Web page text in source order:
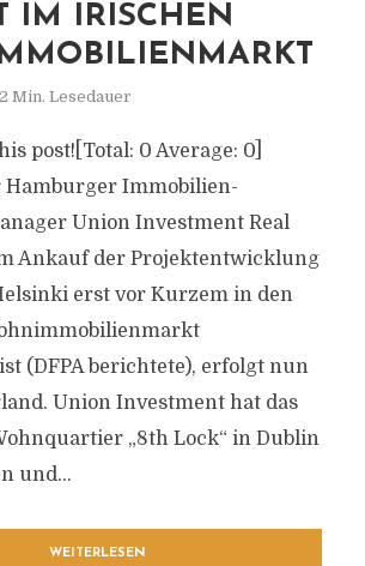
IM IRISCHEN
2 Min. Lesedauer
post![Total: 0 Average: 0]
Hamburger Immobilien-
Union Investment Real
Ankauf der Projektentwicklung
erst vor Kurzem in den
(DFPA berichtete), erfolgt nun
Union Investment hat das
„8th Lock“ in Dublin
und...
WEITERLESEN